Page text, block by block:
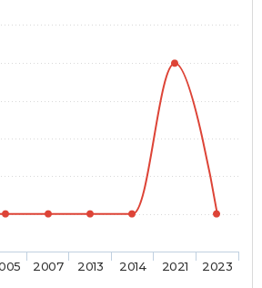
2007 2013 2014 2021 2023